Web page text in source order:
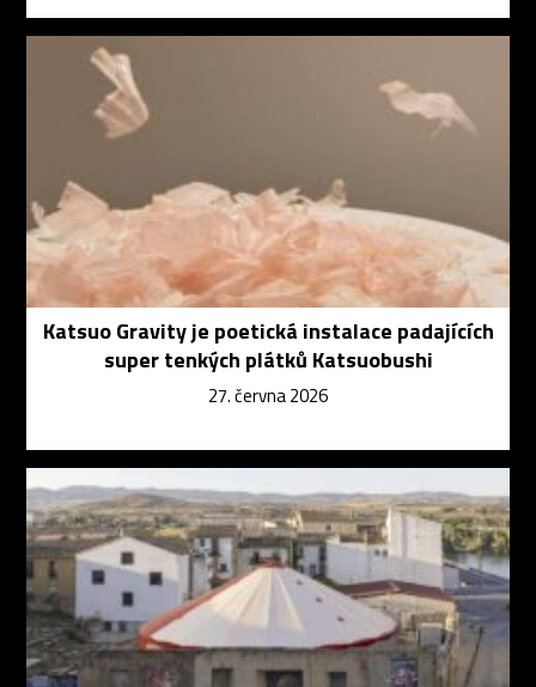
Katsuo Gravity je poetická instalace padajících
super tenkých plátků Katsuobushi
27. června 2026